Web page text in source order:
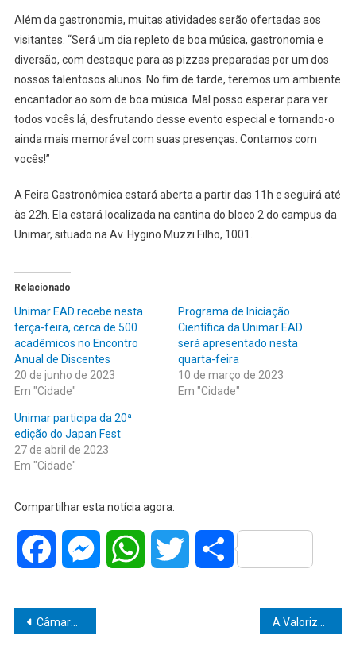
Além da gastronomia, muitas atividades serão ofertadas aos
visitantes. “Será um dia repleto de boa música, gastronomia e
diversão, com destaque para as pizzas preparadas por um dos
nossos talentosos alunos. No fim de tarde, teremos um ambiente
encantador ao som de boa música. Mal posso esperar para ver
todos vocês lá, desfrutando desse evento especial e tornando-o
ainda mais memorável com suas presenças. Contamos com
vocês!”
A Feira Gastronômica estará aberta a partir das 11h e seguirá até
às 22h. Ela estará localizada na cantina do bloco 2 do campus da
Unimar, situado na Av. Hygino Muzzi Filho, 1001.
Relacionado
Unimar EAD recebe nesta
terça-feira, cerca de 500
acadêmicos no Encontro
Anual de Discentes
20 de junho de 2023
Em "Cidade"
Programa de Iniciação
Científica da Unimar EAD
será apresentado nesta
quarta-feira
10 de março de 2023
Em "Cidade"
Unimar participa da 20ª
edição do Japan Fest
27 de abril de 2023
Em "Cidade"
Compartilhar esta notícia agora:
Facebook MessengerWhatsAppTwitter Share
Navegação
Câmara de Marília aprova importantes Projetos de Lei para a cultura